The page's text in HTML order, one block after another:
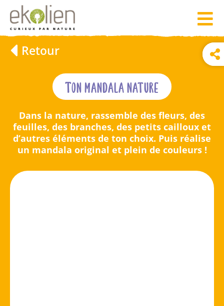
Retour
Ton mandala nature
Dans la nature, rassemble des fleurs, des
feuilles, des branches, des petits cailloux et
d’autres éléments de ton choix. Puis réalise
un mandala original et plein de couleurs !